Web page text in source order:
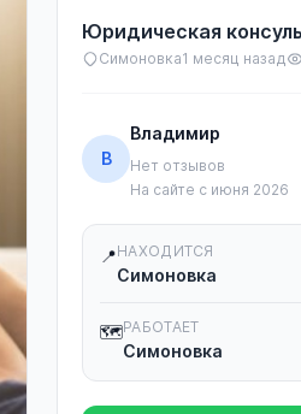
Юридическая
Симоновка1 месяц назад
В
Владимир
Нет отзывов
На сайте с июня 2026
📍НАХОДИТСЯ
Симоновка
🗺️РАБОТАЕТ
Симоновка